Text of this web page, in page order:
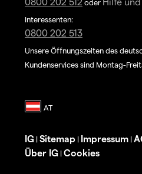
oder
Interessenten:
0800 202 513
Unsere Öffnungszeiten des
Kundenservices sind Montag-
IG | Sitemap | Impressum |
Über IG | Cookies